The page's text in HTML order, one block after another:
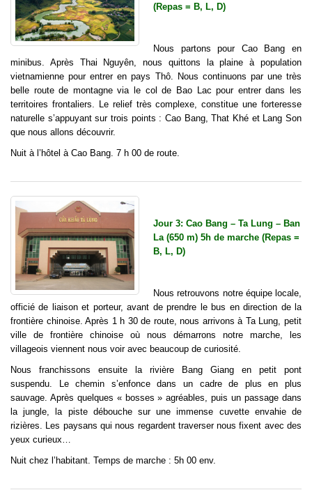
(Repas = B, L, D)
Nous partons pour Cao Bang en
minibus. Après Thai Nguyên, nous quittons la plaine à population
vietnamienne pour entrer en pays Thô. Nous continuons par une très
belle route de montagne via le col de Bao Lac pour entrer dans les
territoires frontaliers. Le relief très complexe, constitue une forteresse
naturelle s’appuyant sur trois points : Cao Bang, That Khé et Lang Son
que nous allons découvrir.
Nuit à l’hôtel à Cao Bang. 7 h 00 de route.
Jour 3: Cao Bang – Ta Lung – Ban
La (650 m) 5h de marche (Repas =
B, L, D)
Nous retrouvons notre équipe locale,
officié de liaison et porteur, avant de prendre le bus en direction de la
frontière chinoise. Après 1 h 30 de route, nous arrivons à Ta Lung, petit
ville de frontière chinoise où nous démarrons notre marche, les
villageois viennent nous voir avec beaucoup de curiosité.
Nous franchissons ensuite la rivière Bang Giang en petit pont
suspendu. Le chemin s’enfonce dans un cadre de plus en plus
sauvage. Après quelques « bosses » agréables, puis un passage dans
la jungle, la piste débouche sur une immense cuvette envahie de
rizières. Les paysans qui nous regardent traverser nous fixent avec des
yeux curieux…
Nuit chez l’habitant. Temps de marche : 5h 00 env.